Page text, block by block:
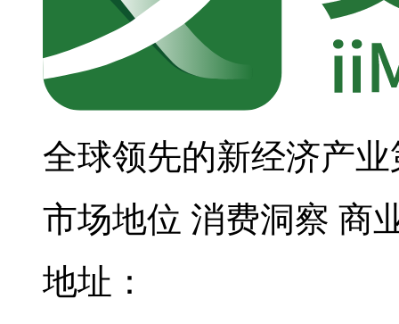
全球领先的新经济产
市场地位 消费洞察 商
地址：